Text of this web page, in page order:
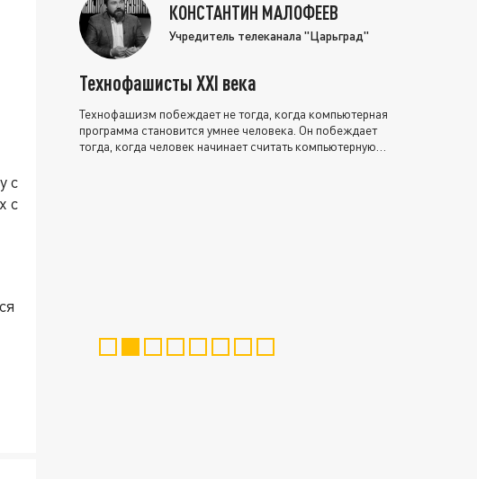
с
с
КОНСТАНТИН МАЛОФЕЕВ
Учредитель телеканала "Царьград"
Технофашисты XXI века
Технофашизм побеждает не тогда, когда компьютерная
программа становится умнее человека. Он побеждает
тогда, когда человек начинает считать компьютерную